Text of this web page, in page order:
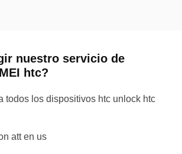
nuestro servicio de
htc?
todos los dispositivos htc unlock htc
att en us